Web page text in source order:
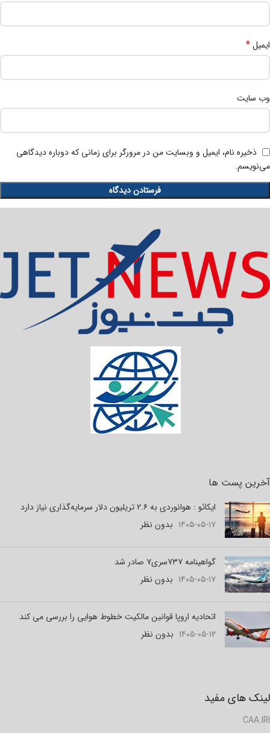
ایمیل*
وب‌ سایت
ذخیره نام، ایمیل و وبسایت من در مرورگر برای زمانی که دوباره دیدگاهی
می‌نویسم.
آخرین پست ها
ایکائو : هوانوردی به ۲.۶ تریلیون دلار سرمایه‌گذاری نیاز دارد
۱۴۰۵-۰۵-۱۷ بدون نظر
گواهینامه ۷۳۷سری۷ صادر شد
۱۴۰۵-۰۵-۱۷ بدون نظر
اتحادیه اروپا قوانین مالکیت خطوط هوایی را بررسی می کند
۱۴۰۵-۰۵-۱۲ بدون نظر
لینک های مفید
CAA.IRI